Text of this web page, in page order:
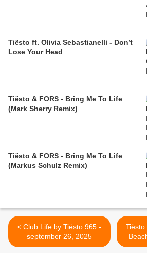
Tiësto ft. Olivia Sebastianelli - Don’t
Lose Your Head
Tiësto & FORS - Bring Me To Life
(Mark Sherry Remix)
Tiësto & FORS - Bring Me To Life
(Markus Schulz Remix)
< Club Life by Tiësto 965 -
september 26, 2025
Tiësto